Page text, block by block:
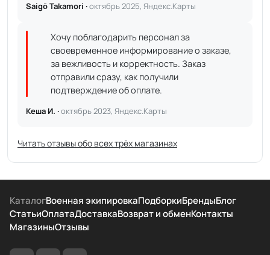
Saigō Takamori ·октябрь 2025, Яндекс.Карты
Хочу поблагодарить персонал за
своевременное информирование о заказе,
за вежливость и корректность. Заказ
отправили сразу, как получили
подтверждение об оплате.
Кеша И. ·октябрь 2023, Яндекс.Карты
Читать отзывы обо всех трёх магазинах
КаталогВоенная экипировкаПодборкиБрендыБлог
СтатьиОплатаДоставкаВозврат и обменКонтакты
МагазиныОтзывы